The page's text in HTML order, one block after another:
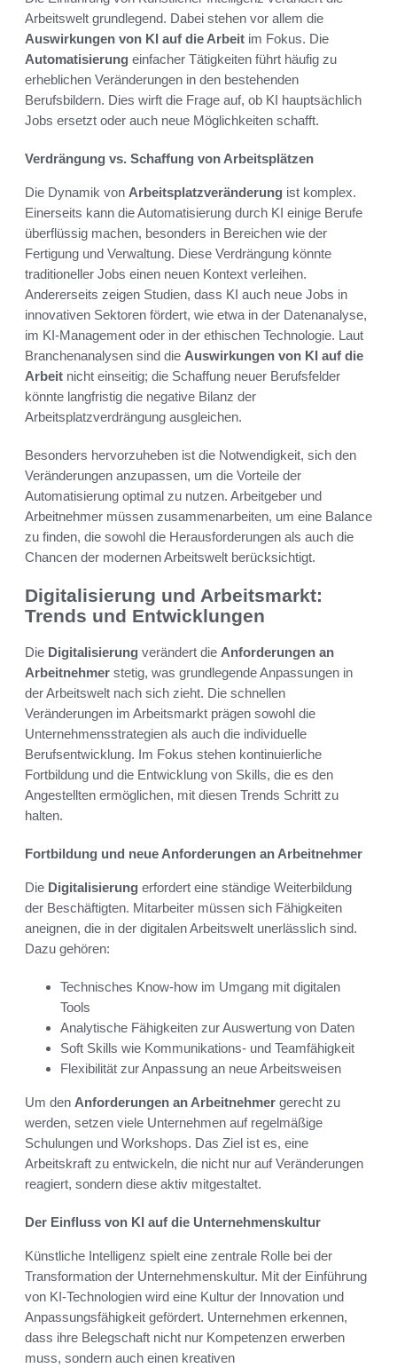
Arbeitswelt grundlegend. Dabei stehen vor allem die
Auswirkungen von KI auf die Arbeit im Fokus. Die
Automatisierung einfacher Tätigkeiten führt häufig zu
erheblichen Veränderungen in den bestehenden
Berufsbildern. Dies wirft die Frage auf, ob KI hauptsächlich
Jobs ersetzt oder auch neue Möglichkeiten schafft.
Verdrängung vs. Schaffung von Arbeitsplätzen
Die Dynamik von Arbeitsplatzveränderung ist komplex.
Einerseits kann die Automatisierung durch KI einige Berufe
überflüssig machen, besonders in Bereichen wie der
Fertigung und Verwaltung. Diese Verdrängung könnte
traditioneller Jobs einen neuen Kontext verleihen.
Andererseits zeigen Studien, dass KI auch neue Jobs in
innovativen Sektoren fördert, wie etwa in der Datenanalyse,
im KI-Management oder in der ethischen Technologie. Laut
Branchenanalysen sind die Auswirkungen von KI auf die
Arbeit nicht einseitig; die Schaffung neuer Berufsfelder
könnte langfristig die negative Bilanz der
Arbeitsplatzverdrängung ausgleichen.
Besonders hervorzuheben ist die Notwendigkeit, sich den
Veränderungen anzupassen, um die Vorteile der
Automatisierung optimal zu nutzen. Arbeitgeber und
Arbeitnehmer müssen zusammenarbeiten, um eine Balance
zu finden, die sowohl die Herausforderungen als auch die
Chancen der modernen Arbeitswelt berücksichtigt.
Digitalisierung und Arbeitsmarkt:
Trends und Entwicklungen
Die Digitalisierung verändert die Anforderungen an
Arbeitnehmer stetig, was grundlegende Anpassungen in
der Arbeitswelt nach sich zieht. Die schnellen
Veränderungen im Arbeitsmarkt prägen sowohl die
Unternehmensstrategien als auch die individuelle
Berufsentwicklung. Im Fokus stehen kontinuierliche
Fortbildung und die Entwicklung von Skills, die es den
Angestellten ermöglichen, mit diesen Trends Schritt zu
halten.
Fortbildung und neue Anforderungen an Arbeitnehmer
Die Digitalisierung erfordert eine ständige Weiterbildung
der Beschäftigten. Mitarbeiter müssen sich Fähigkeiten
aneignen, die in der digitalen Arbeitswelt unerlässlich sind.
Dazu gehören:
Technisches Know-how im Umgang mit digitalen
Tools
Analytische Fähigkeiten zur Auswertung von Daten
Soft Skills wie Kommunikations- und Teamfähigkeit
Flexibilität zur Anpassung an neue Arbeitsweisen
Um den Anforderungen an Arbeitnehmer gerecht zu
werden, setzen viele Unternehmen auf regelmäßige
Schulungen und Workshops. Das Ziel ist es, eine
Arbeitskraft zu entwickeln, die nicht nur auf Veränderungen
reagiert, sondern diese aktiv mitgestaltet.
Der Einfluss von KI auf die Unternehmenskultur
Künstliche Intelligenz spielt eine zentrale Rolle bei der
Transformation der Unternehmenskultur. Mit der Einführung
von KI-Technologien wird eine Kultur der Innovation und
Anpassungsfähigkeit gefördert. Unternehmen erkennen,
dass ihre Belegschaft nicht nur Kompetenzen erwerben
muss, sondern auch einen kreativen